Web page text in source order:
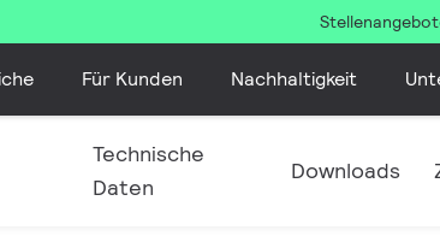
Für Kunden Nachhaltigkeit
Technische
Daten
Downloads